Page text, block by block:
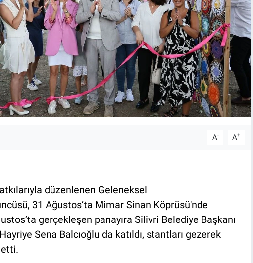
A- A+
düzenlenen Geleneksel
31 Ağustos’ta Mimar Sinan Köprüsü'nde
gerçekleşen panayıra Silivri Belediye Başkanı
Sena Balcıoğlu da katıldı, stantları gezerek